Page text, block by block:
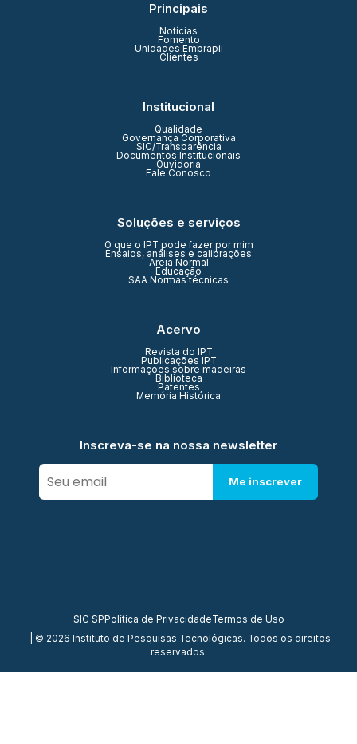
Principais
Notícias
Fomento
Unidades Embrapii
Clientes
Institucional
Qualidade
Governança Corporativa
SIC/Transparência
Documentos Institucionais
Ouvidoria
Fale Conosco
Soluções e serviços
O que o IPT pode fazer por mim
Ensaios, análises e calibrações
Areia Normal
Educação
SAA Normas técnicas
Acervo
Revista do IPT
Publicações IPT
Informações sobre madeiras
Biblioteca
Patentes
Memória Histórica
Inscreva-se na nossa newsletter
Me inscrever
SIC SP Política de PrivacidadeTermos de Uso
| © 2026 Instituto de Pesquisas Tecnológicas. Todos os direitos
reservados.